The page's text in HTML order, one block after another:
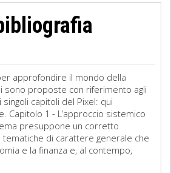
approfondire il mondo della
sono proposte con riferimento agli
capitoli del Pixel: qui
Capitolo 1 - L’approccio sistemico
presuppone un corretto
di carattere generale che
e la finanza e, al contempo,